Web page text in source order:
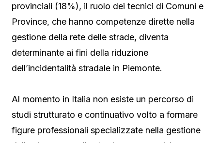
provinciali (18%), il ruolo dei tecnici di Comuni e
Province, che hanno competenze dirette nella
gestione della rete delle strade, diventa
determinante ai fini della riduzione
dell’incidentalità stradale in Piemonte.
Al momento in Italia non esiste un percorso di
studi strutturato e continuativo volto a formare
figure professionali specializzate nella gestione